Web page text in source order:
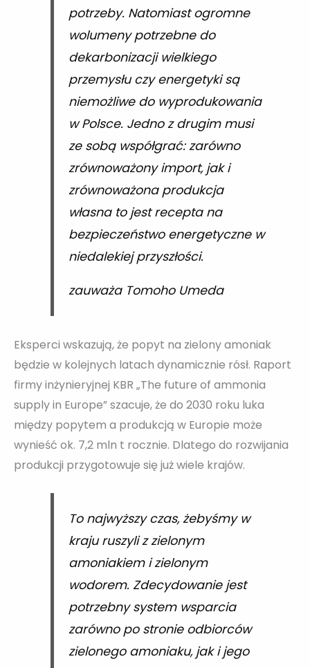
potrzeby. Natomiast ogromne
wolumeny potrzebne do
dekarbonizacji wielkiego
przemysłu czy energetyki są
niemożliwe do wyprodukowania
w Polsce. Jedno z drugim musi
ze sobą współgrać: zarówno
zrównoważony import, jak i
zrównoważona produkcja
własna to jest recepta na
bezpieczeństwo energetyczne w
niedalekiej przyszłości.
zauważa Tomoho Umeda
Eksperci wskazują, że popyt na zielony amoniak
będzie w kolejnych latach dynamicznie rósł. Raport
firmy inżynieryjnej KBR „The future of ammonia
supply in Europe” szacuje, że do 2030 roku luka
między popytem a produkcją w Europie może
wynieść ok. 7,2 mln t rocznie. Dlatego do rozwijania
produkcji przygotowuje się już wiele krajów.
To najwyższy czas, żebyśmy w
kraju ruszyli z zielonym
amoniakiem i zielonym
wodorem. Zdecydowanie jest
potrzebny system wsparcia
zarówno po stronie odbiorców
zielonego amoniaku, jak i jego